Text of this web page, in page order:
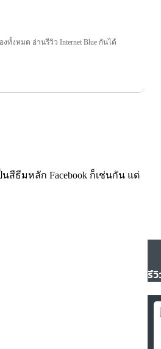
งทั้งหมด อ่านรีวิว Internet Blue กันได้
สีธีมหลัก Facebook ก็เช่นกัน แต่
รี